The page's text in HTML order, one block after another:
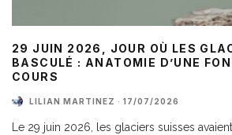
29 JUIN 2026, JOUR OÙ LES
BASCULÉ : ANATOMIE D’UNE
COURS
LILIAN MARTINEZ · 17/07/2026
Le 29 juin 2026, les glaciers suisses